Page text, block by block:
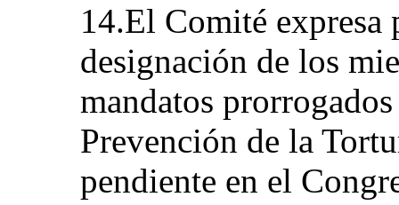
14.El Comité expresa
designación de los
mandatos
Prevención de la
pendiente en el